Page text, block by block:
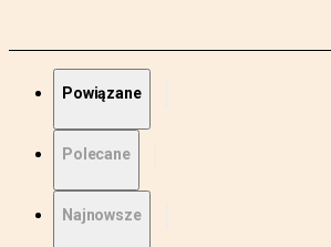
Powiązane
Polecane
Najnowsze